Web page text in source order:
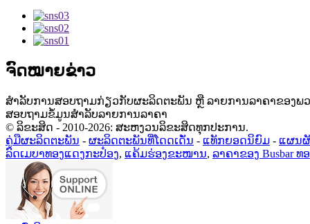
ຈົດໝາຍຂ່າວ
ສຳລັບການສອບຖາມກ່ຽວກັບຜະລິດຕະພັນ ຫຼື ລາຍການລາຄາຂອງພວ
ສອບຖາມຂໍ້ມູນສຳລັບລາຍການລາຄາ
© ລິຂະສິດ - 2010-2026: ສະຫງວນລິຂະສິດທຸກປະການ.
ຄູ່ມືຜະລິດຕະພັນ - ຜະລິດຕະພັນທີ່ໂດດເດັ່ນ - ແທັກຍອດນິຍົມ - ແຜນຜັ
ລົດເມບາທອງແດງກະປ໋ອງ, ແຄ້ມຮ່ອງຂະໜານ, ລາຄາຂອງ Busbar ທ